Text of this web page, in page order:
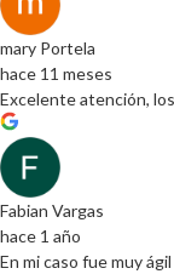
mary Portela
hace 11 meses
Excelente atención,
Fabian Vargas
hace 1 año
En mi caso fue muy